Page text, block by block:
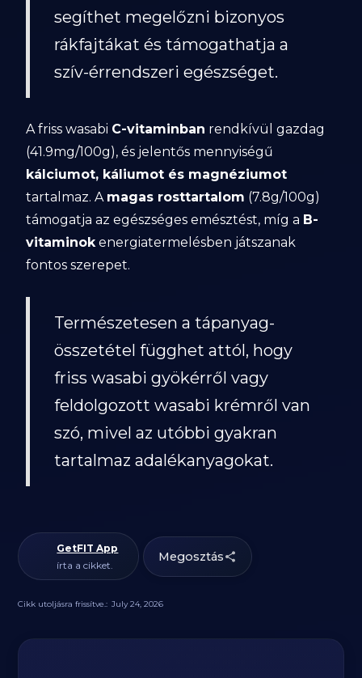
segíthet megelőzni bizonyos
rákfajtákat és támogathatja a
szív-érrendszeri egészséget.
A friss wasabi C-vitaminban rendkívül gazdag
(41.9mg/100g), és jelentős mennyiségű
kálciumot, káliumot és magnéziumot
tartalmaz. A magas rosttartalom (7.8g/100g)
támogatja az egészséges emésztést, míg a B-
vitaminokenergiatermelésben játszanak
fontos szerepet.
Természetesen a tápanyag-
összetétel függhet attól, hogy
friss wasabi gyökérről vagy
feldolgozott wasabi krémről van
szó, mivel az utóbbi gyakran
tartalmaz adalékanyagokat.
GetFIT App
írta a cikket.
Megosztás
Cikk utoljásra frissítve.: July 24, 2026